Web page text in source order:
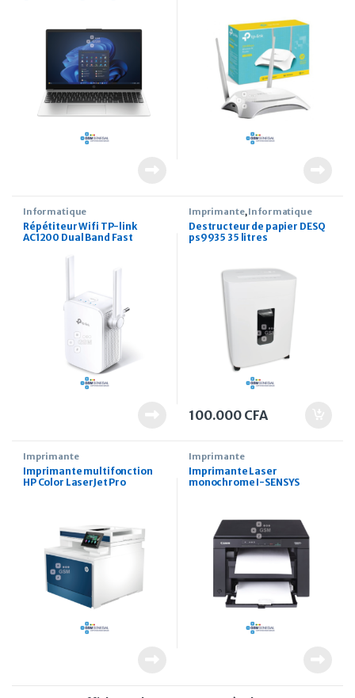
Informatique
Répétiteur Wifi TP-link
AC1200 Dual Band Fast
Imprimante,Informatique
Destructeur de papier DESQ
ps9935 35 litres
100.000 CFA
Imprimante
Imprimante multifonction
HP Color LaserJet Pro
Imprimante
Imprimante Laser
monochrome I-SENSYS